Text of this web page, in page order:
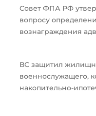
Совет ФПА РФ
вопросу
вознаграждения
ВС защитил
военнослужащего,
накопительно-